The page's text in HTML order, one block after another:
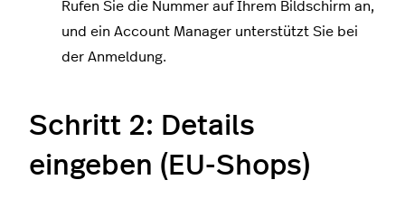
Rufen Sie die Nummer auf Ihrem Bildschirm an,
und ein Account Manager unterstützt Sie bei
der Anmeldung.
Schritt 2: Details
eingeben (EU-Shops)